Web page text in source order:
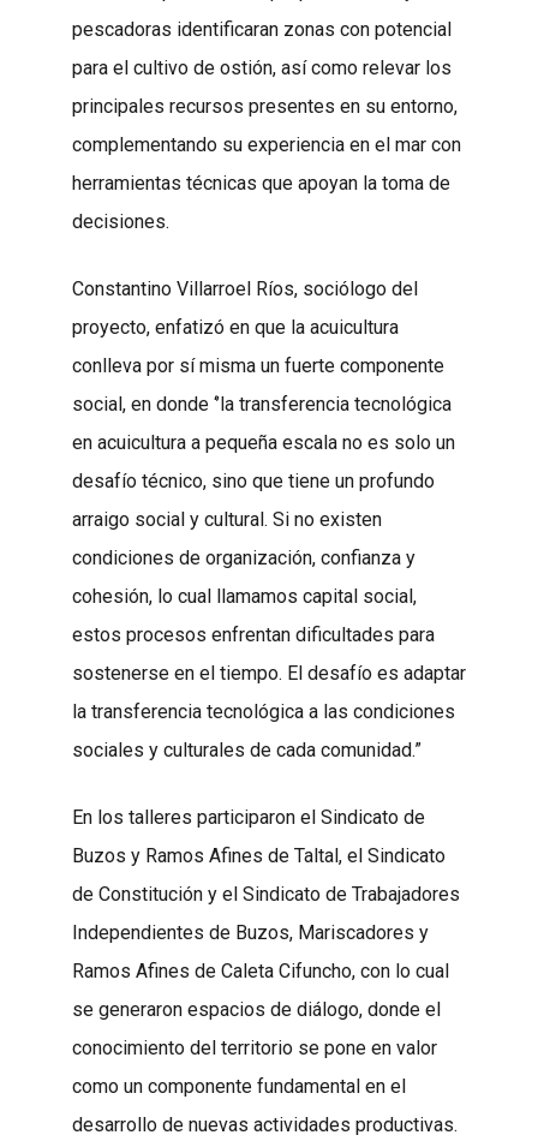
pescadoras identificaran zonas con potencial
para el cultivo de ostión, así como relevar los
principales recursos presentes en su entorno,
complementando su experiencia en el mar con
herramientas técnicas que apoyan la toma de
decisiones.
Constantino Villarroel Ríos, sociólogo del
proyecto, enfatizó en que la acuicultura
conlleva por sí misma un fuerte componente
social, en donde ‘’la transferencia tecnológica
en acuicultura a pequeña escala no es solo un
desafío técnico, sino que tiene un profundo
arraigo social y cultural. Si no existen
condiciones de organización, confianza y
cohesión, lo cual llamamos capital social,
estos procesos enfrentan dificultades para
sostenerse en el tiempo. El desafío es adaptar
la transferencia tecnológica a las condiciones
sociales y culturales de cada comunidad.”
En los talleres participaron el Sindicato de
Buzos y Ramos Afines de Taltal, el Sindicato
de Constitución y el Sindicato de Trabajadores
Independientes de Buzos, Mariscadores y
Ramos Afines de Caleta Cifuncho, con lo cual
se generaron espacios de diálogo, donde el
conocimiento del territorio se pone en valor
como un componente fundamental en el
desarrollo de nuevas actividades productivas.